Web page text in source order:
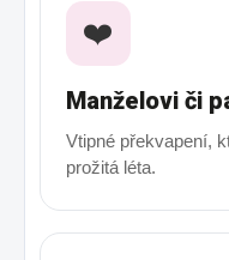
❤️
Manželovi či
Vtipné překvapení,
prožitá léta.